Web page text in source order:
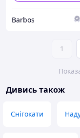
Barbos
1
Дивись також
Снігокати